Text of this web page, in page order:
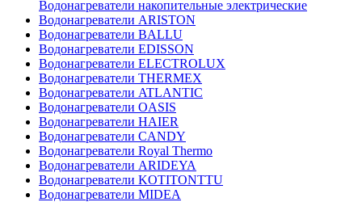
Водонагреватели накопительные электрические
Водонагреватели ARISTON
Водонагреватели BALLU
Водонагреватели EDISSON
Водонагреватели ELECTROLUX
Водонагреватели THERMEX
Водонагреватели ATLANTIC
Водонагреватели OASIS
Водонагреватели HAIER
Водонагреватели CANDY
Водонагреватели Royal Thermo
Водонагреватели ARIDEYA
Водонагреватели KOTITONTTU
Водонагреватели MIDEA